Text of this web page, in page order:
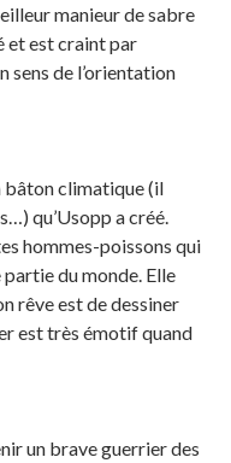
manieur de sabre
et est craint par
sens de l’orientation
bâton climatique (il
qu’Usopp a créé.
hommes-poissons qui
du monde. Elle
rêve est de dessiner
est très émotif quand
un brave guerrier des